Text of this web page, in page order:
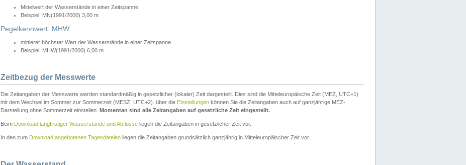
Mittelwert der Wasserstände in einer Zeitspanne
Beispiel: MN(1991/2000) 3,00 m
Pegelkennwert: MHW
mittlerer höchster Wert der Wasserstände in einer Zeitspanne
Beispiel: MHW(1991/2000) 6,00 m
Zeitbezug der Messwerte
Die Zeitangaben der Messwerte werden standardmäßig in gesetzlicher (lokaler) Zeit dargestellt. Dies sind die Mitteleuropäische Zeit (MEZ, UTC+1)
mit dem Wechsel im Sommer zur Sommerzeit (MESZ, UTC+2). über die Einstellungen können Sie die Zeitangaben auch auf ganzjährige MEZ-
Darstellung ohne Sommerzeit einstellen. Momentan sind alle Zeitangaben auf gesetzliche Zeit eingestellt.
Beim Download langfristiger Wasserstände und Abflüsse liegen die Zeitangaben in gesetzlicher Zeit vor.
In den zum Download angebotenen Tagesdateien liegen die Zeitangaben grundsätzlich ganzjährig in Mitteleuropäischer Zeit vor.